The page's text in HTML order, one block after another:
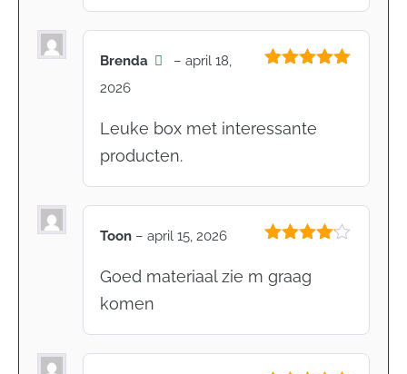
Brenda – april 18,
2026
Leuke box met interessante
producten.
4uit 5
Toon – april 15, 2026
Goed materiaal zie m graag
komen